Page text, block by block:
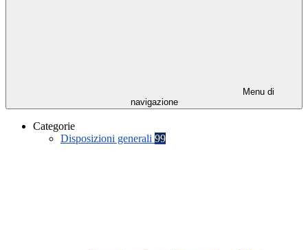
Menu di
navigazione
Categorie
Disposizioni generali 99